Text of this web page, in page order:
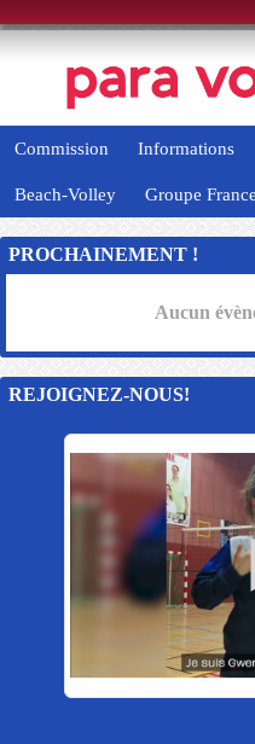
Commission Informations
Beach-Volley Groupe France
PROCHAINEMENT !
Aucun
REJOIGNEZ-NOUS!